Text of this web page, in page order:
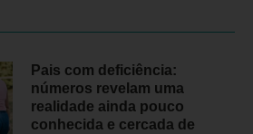
Pais com deficiência:
números revelam uma
realidade ainda pouco
conhecida e cercada de